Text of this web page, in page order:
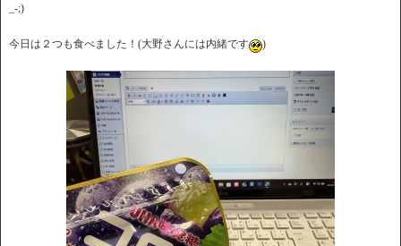
_-;)
今日は２つも食べました！(大野さんには内緒です )